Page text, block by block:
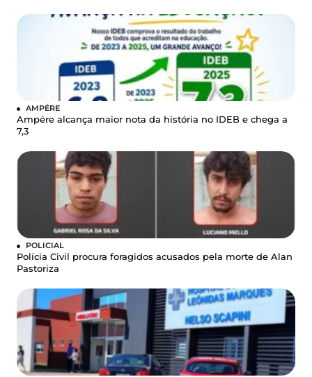
AMPÉRE
Ampére alcança maior nota da história no IDEB e chega a
7,3
POLICIAL
Polícia Civil procura foragidos acusados pela morte de Alan
Pastoriza